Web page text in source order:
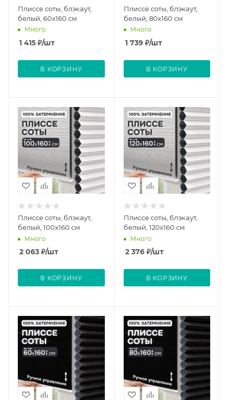
Плиссе соты, блэкаут,
белый, 60x160 см
Много
1 415 ₽/шт
В КОРЗИНУ
Плиссе соты, блэкаут,
белый, 80x160 см
Много
1 739₽/шт
В КОРЗИНУ
Плиссе соты, блэкаут,
белый, 100x160 см
Много
2 063 ₽/шт
В КОРЗИНУ
Плиссе соты, блэкаут,
белый, 120x160 см
Много
2 376₽/шт
В КОРЗИНУ